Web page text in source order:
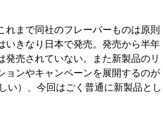
れまで同社のフレーバーものは原則
いきなり日本で発売。発売から半年
発売されていない。また新製品のリ
ョンやキャンペーンを展開するのが
い）、今回はごく普通に新製品とし